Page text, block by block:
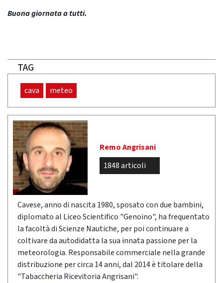
Buona giornata a tutti.
TAG
cava meteo
Remo Angrisani
1848 articoli
Cavese, anno di nascita 1980, sposato con due bambini,
diplomato al Liceo Scientifico "Genoino", ha frequentato
la facoltà di Scienze Nautiche, per poi continuare a
coltivare da autodidatta la sua innata passione per la
meteorologia. Responsabile commerciale nella grande
distribuzione per circa 14 anni, dal 2014 è titolare della
"Tabaccheria Ricevitoria Angrisani".